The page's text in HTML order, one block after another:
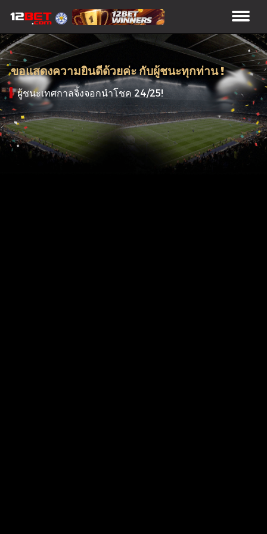
ขอแสดงความยินดีด้วยค่ะ กับผู้ชนะทุกท่าน !
ผู้ชนะเทศกาลจิ้งจอกนำโชค 24/25!